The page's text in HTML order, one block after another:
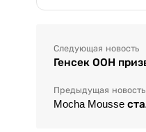
Следующая новость
Генсек ООН
Предыдущая новость
Mocha Mousse